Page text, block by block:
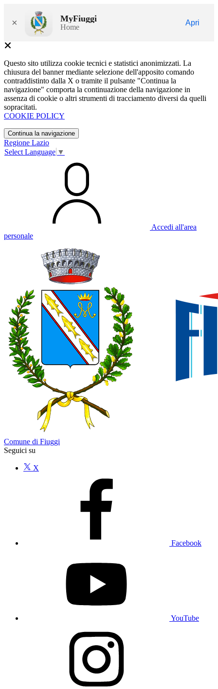
× MyFiuggi
Home
Apri
Questo sito utilizza cookie tecnici e statistici anonimizzati. La
chiusura del banner mediante selezione dell'apposito comando
contraddistinto dalla X o tramite il pulsante "Continua la
navigazione" comporta la continuazione della navigazione in
assenza di cookie o altri strumenti di tracciamento diversi da quelli
sopracitati.
COOKIE POLICY
Continua la navigazione
Regione Lazio
Select Language ▼
Accedi all'area
personale
Comune di Fiuggi
Seguici su
X
Facebook
YouTube